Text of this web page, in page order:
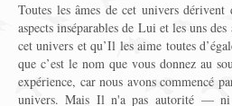
Toutes les âmes de cet univers
aspects inséparables de Lui et les uns
cet univers et qu’Il les aime toutes
que c’est le nom que vous donnez au
expérience, car nous avons commencé
univers. Mais Il n'a pas autorité — ni